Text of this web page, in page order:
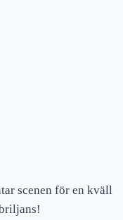
scenen för en kväll